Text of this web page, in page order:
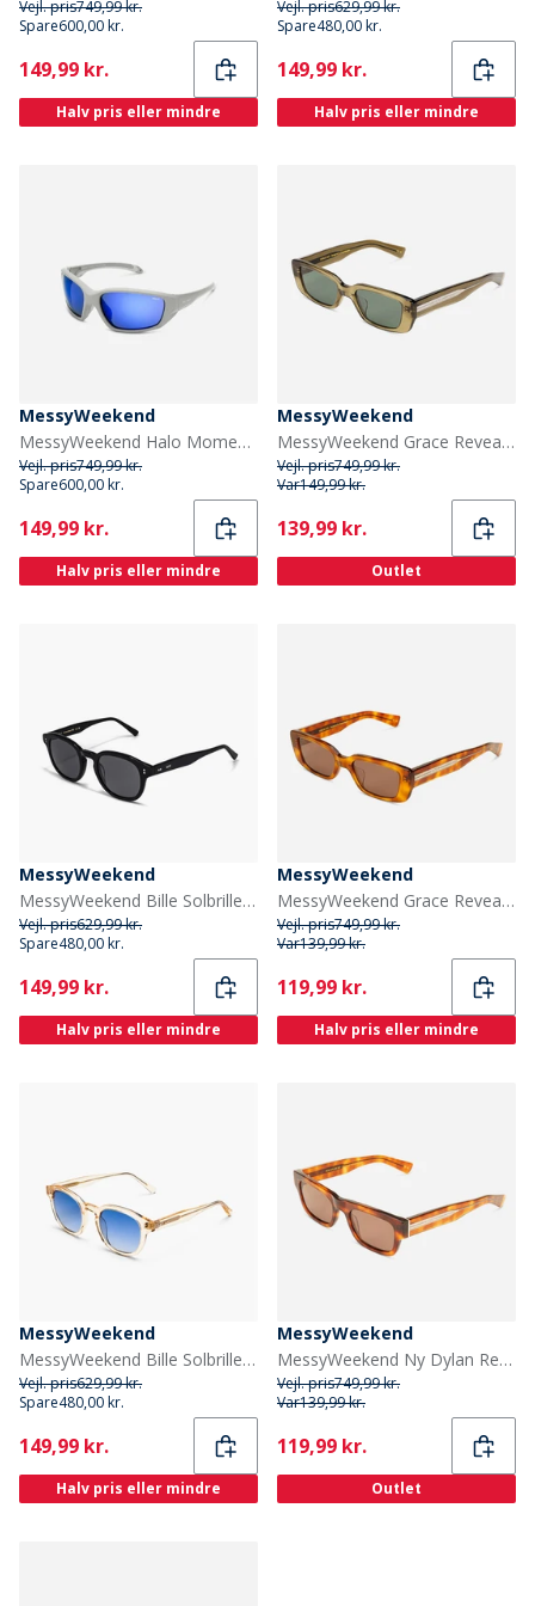
Vejl. pris749,99 kr.
Spare600,00 kr.
Current
149,99 kr.
Halv pris eller mindre
Vejl. pris629,99 kr.
Spare480,00 kr.
Current
149,99 kr.
Halv pris eller mindre
MessyWeekend
MessyWeekend Halo Momentum Solbriller Grå
Vejl. pris749,99 kr.
Spare600,00 kr.
Current
149,99 kr.
Halv pris eller mindre
MessyWeekend
MessyWeekend Grace Reveal Solbriller Bottle Green/Transparent
Vejl. pris749,99 kr.
Var149,99 kr.
Current
139,99 kr.
Outlet
MessyWeekend
MessyWeekend Bille Solbriller Sort
Vejl. pris629,99 kr.
Spare480,00 kr.
Current
149,99 kr.
Halv pris eller mindre
MessyWeekend
MessyWeekend Grace Reveal Solbriller Havana/Transparent
Vejl. pris749,99 kr.
Var139,99 kr.
Current
119,99 kr.
Halv pris eller mindre
MessyWeekend
MessyWeekend Bille Solbriller Champagne
Vejl. pris629,99 kr.
Spare480,00 kr.
Current
149,99 kr.
Halv pris eller mindre
MessyWeekend
MessyWeekend Ny Dylan Reveal Solbriller Havana/Transparent
Vejl. pris749,99 kr.
Var139,99 kr.
Current
119,99 kr.
Outlet